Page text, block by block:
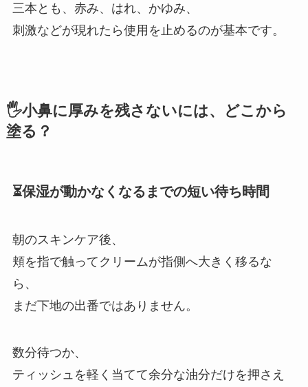
三本とも、赤み、はれ、かゆみ、
刺激などが現れたら使用を止めるのが基本です。
🖐️小鼻に厚みを残さないには、どこから
塗る？
⏳保湿が動かなくなるまでの短い待ち時間
朝のスキンケア後、
頬を指で触ってクリームが指側へ大きく移るな
ら、
まだ下地の出番ではありません。
数分待つか、
ティッシュを軽く当てて余分な油分だけを押さえ